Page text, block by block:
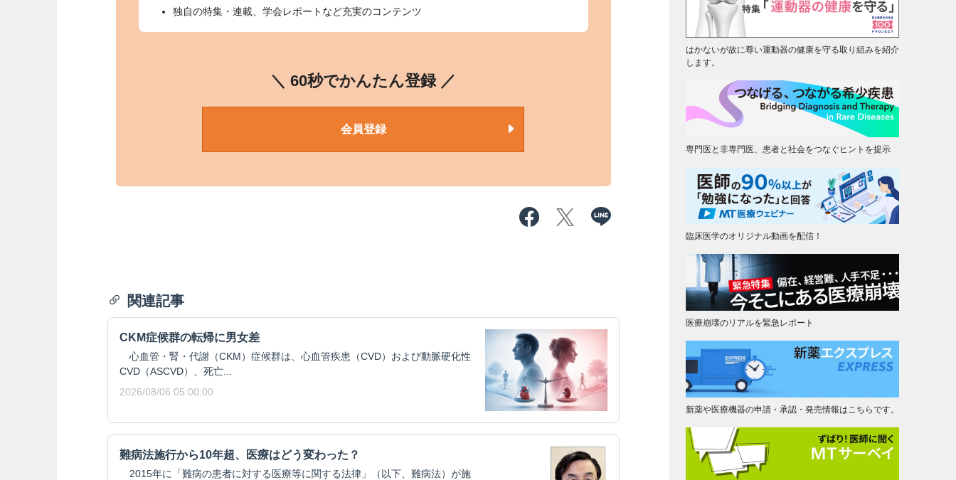
独自の特集・連載、学会レポートなど充実のコンテンツ
＼ 60秒でかんたん登録 ／
会員登録
関連記事
CKM症候群の転帰に男女差
心血管・腎・代謝（CKM）症候群は、心血管疾患（CVD）および動脈硬化性
CVD（ASCVD）、死亡...
2026/08/06 05:00:00
難病法施行から10年超、医療はどう変わった？
2015年に「難病の患者に対する医療等に関する法律」（以下、難病法）が施
はかないが故に尊い運動器の健康を守る取り組みを紹介
します。
専門医と非専門医、患者と社会をつなぐヒントを提示
臨床医学のオリジナル動画を配信！
医療崩壊のリアルを緊急レポート
新薬や医療機器の申請・承認・発売情報はこちらです。